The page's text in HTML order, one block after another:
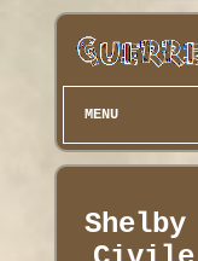
MENU